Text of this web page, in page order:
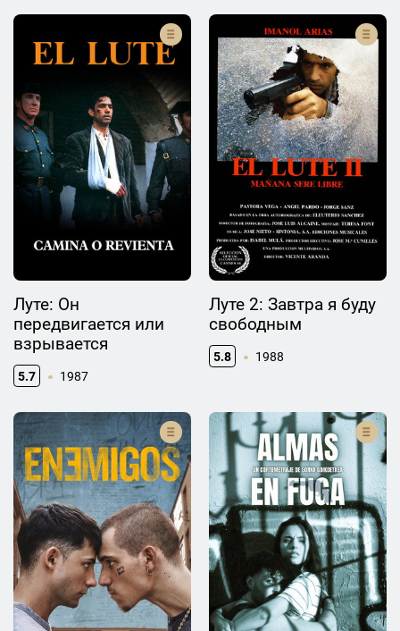
Луте: Он
передвигается или
взрывается
5.7 1987
Луте 2: Завтра я буду
свободным
5.8 1988